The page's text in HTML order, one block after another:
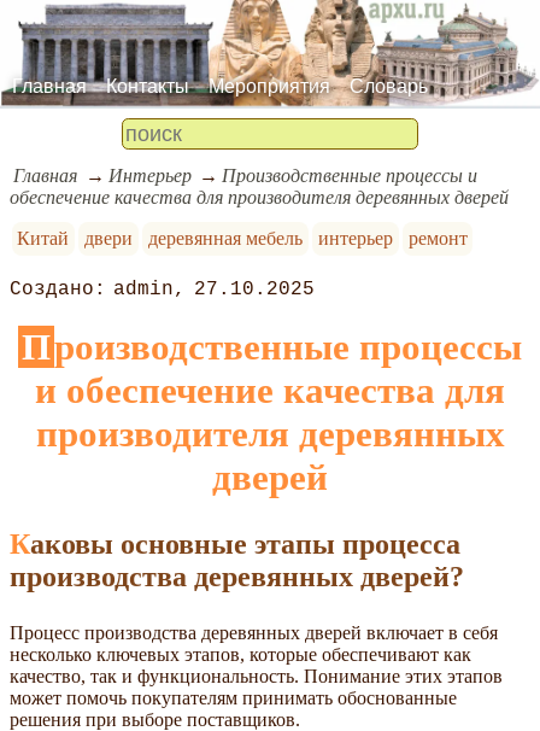
Главная Контакты Мероприятия Словарь
Главная Интерьер
Производственные процессы и
обеспечение качества для производителя деревянных дверей
Китай
двери деревянная мебель интерьер ремонт
admin 27.10.2025
Производственные процессы
и обеспечение качества для
производителя деревянных
дверей
Каковы основные этапы процесса
производства деревянных дверей?
Процесс производства деревянных дверей включает в себя
несколько ключевых этапов, которые обеспечивают как
качество, так и функциональность. Понимание этих этапов
может помочь покупателям принимать обоснованные
решения при выборе поставщиков.